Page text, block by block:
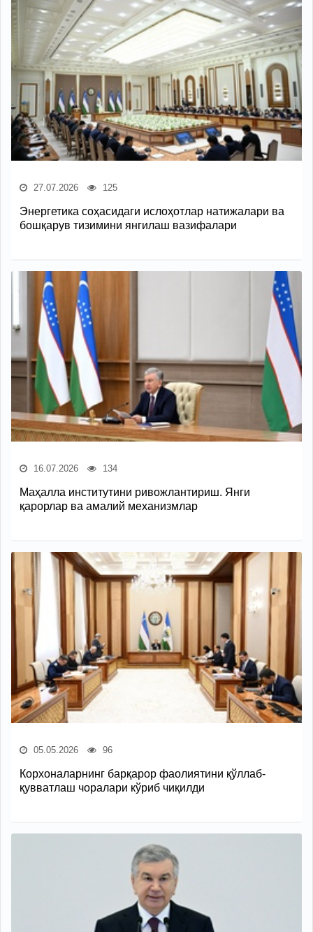
27.07.2026 125
Энергетика соҳасидаги ислоҳотлар натижалари ва
бошқарув тизимини янгилаш вазифалари
16.07.2026 134
Маҳалла институтини ривожлантириш. Янги
қарорлар ва амалий механизмлар
05.05.2026 96
Корхоналарнинг барқарор фаолиятини қўллаб-
қувватлаш чоралари кўриб чиқилди